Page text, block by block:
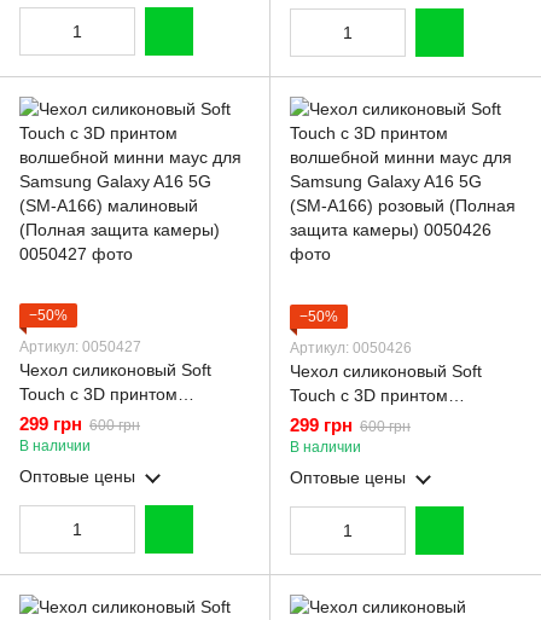
−50%
Артикул: 0050427
Чехол силиконовый Soft
Touch с 3D принтом
волшебной минни маус для
Samsung Galaxy A16 5G
(SM-A166) малиновый
(Полная защита камеры)
299 грн 600 грн
В наличии
Оптовые цены
−50%
Артикул: 0050426
Чехол силиконовый Soft
Touch с 3D принтом
волшебной минни маус для
Samsung Galaxy A16 5G
(SM-A166) розовый (Полная
защита камеры)
299 грн 600 грн
В наличии
Оптовые цены